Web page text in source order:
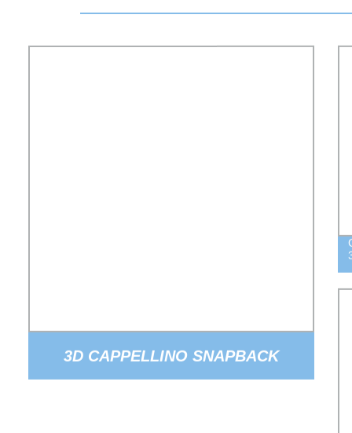
3D CAPPELLINO SNAPBACK